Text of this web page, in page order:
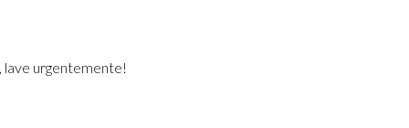
lave urgentemente!